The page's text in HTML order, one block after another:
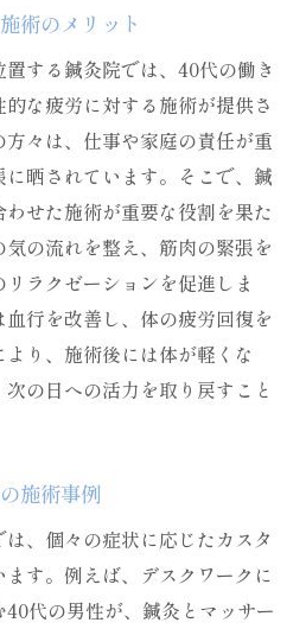
術のメリット
する鍼灸院では、40代の働き
な疲労に対する施術が提供さ
々は、仕事や家庭の責任が重
に晒されています。そこで、鍼
せた施術が重要な役割を果た
の流れを整え、筋肉の緊張を
ラクゼーションを促進しま
行を改善し、体の疲労回復を
り、施術後には体が軽くな
の日への活力を取り戻すこと
施術事例
、個々の症状に応じたカスタ
す。例えば、デスクワークに
代の男性が、鍼灸とマッサー